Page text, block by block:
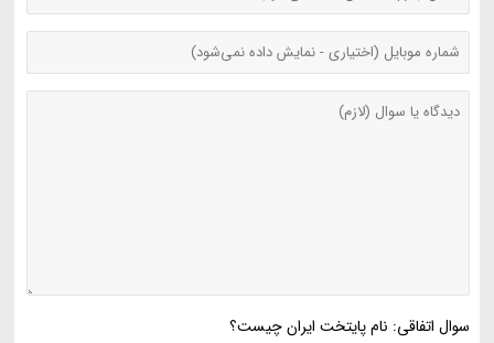
سوال اتفاقی: نام پایتخت ایران چیست؟